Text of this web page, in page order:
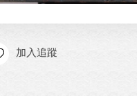
加入追蹤